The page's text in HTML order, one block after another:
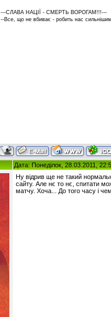
---СЛАВА НАЦІЇ - СМЕРТЬ ВОРОГАМ!!!---
--Все, що не вбиває - робить нас
Дата: Понеділок, 28.03.2011,
Ну відрив ще не такий
сайту. Але нє то нє, спитати
матчу. Хоча... До того часу і